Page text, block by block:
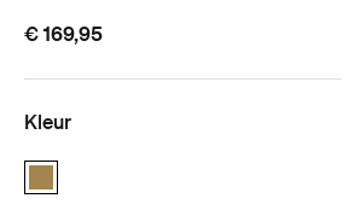
€ 169,95
Kleur
Thule AllTrail X 35L Nutria brown (selected)